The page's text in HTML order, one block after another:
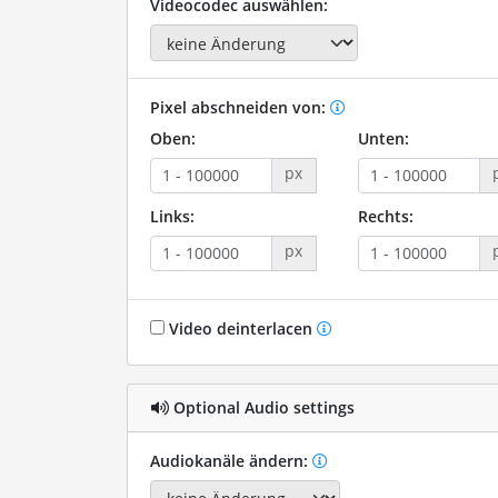
Videocodec auswählen:
Pixel abschneiden von:
Oben:
px
Unten:
Links:
px
Rechts:
Video deinterlacen
Optional Audio settings
Audiokanäle ändern: